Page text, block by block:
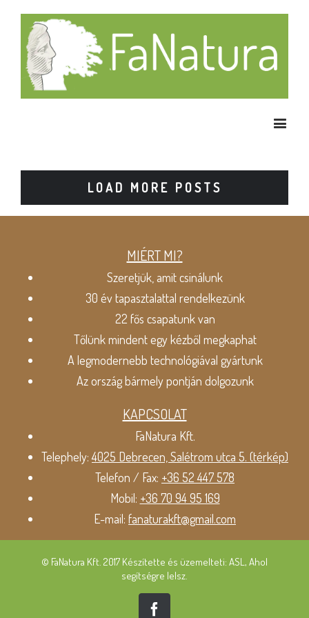
LOAD MORE POSTS
MIÉRT MI?
Szeretjük, amit csinálunk
30 év tapasztalattal rendelkezünk
22 fős csapatunk van
Tőlünk mindent egy kézből megkaphat
A legmodernebb technológiával gyártunk
Az ország bármely pontján dolgozunk
KAPCSOLAT
FaNatura Kft.
Telephely:4025 Debrecen, Salétrom utca 5. (térkép)
Telefon / Fax: +36 52 447 578
Mobil: +36 70 94 95 169
E-mail: fanaturakft@gmail.com
© FaNatura Kft. 2017 Készítette és üzemelteti: ASL, Ahol
segítségre lelsz.